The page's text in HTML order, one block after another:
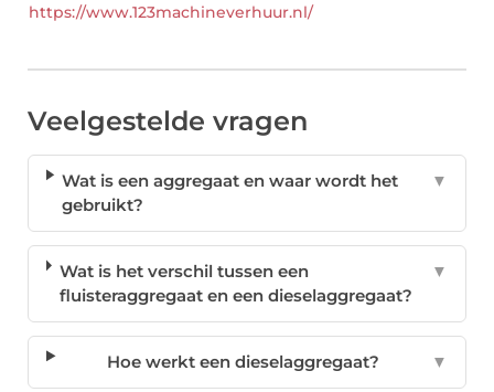
https://www.123machineverhuur.nl/
Veelgestelde vragen
Wat is een aggregaat en waar wordt het
gebruikt?
▼
Wat is het verschil tussen een
fluisteraggregaat en een dieselaggregaat?
▼
Hoe werkt een dieselaggregaat? ▼